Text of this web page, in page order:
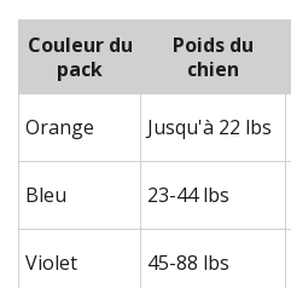
Couleur du
pack
Poids du
chien
Orange Jusqu'à 22 lbs
Bleu 23-44 lbs
Violet 45-88 lbs